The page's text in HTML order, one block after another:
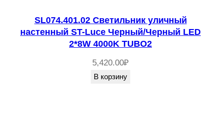
SL074.401.02 Светильник уличный
настенный ST-Luce Черный/Черный LED
2*8W 4000K TUBO2
5,420.00₽
В корзину